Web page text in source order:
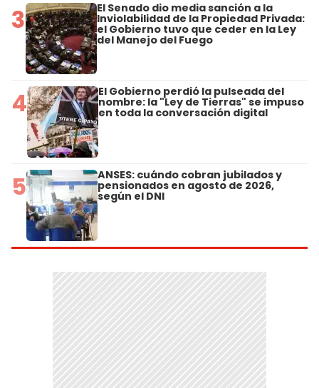
3 El Senado dio media sanción a la
Inviolabilidad de la Propiedad Privada:
el Gobierno tuvo que ceder en la Ley
del Manejo del Fuego
4 El Gobierno perdió la pulseada del
nombre: la "Ley de Tierras" se impuso
en toda la conversación digital
5 ANSES: cuándo cobran jubilados y
pensionados en agosto de 2026,
según el DNI